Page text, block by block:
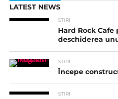
LATEST NEWS
STIRI
Hard Rock
deschiderea
STIRI
Începe
STIRI